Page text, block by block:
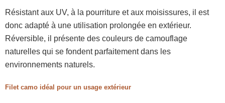
Résistant aux UV, à la pourriture et aux moisissures, il est
donc adapté à une utilisation prolongée en extérieur.
Réversible, il présente des couleurs de camouflage
naturelles qui se fondent parfaitement dans les
environnements naturels.
Filet camo idéal pour un usage extérieur